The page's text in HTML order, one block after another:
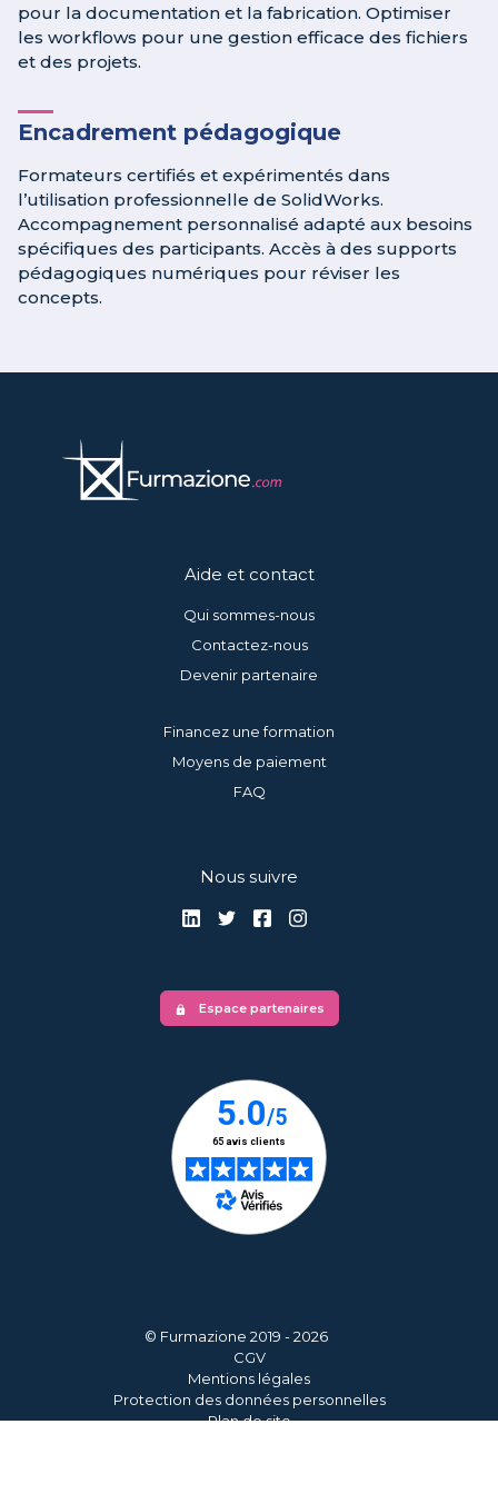
pour la documentation et la fabrication. Optimiser
les workflows pour une gestion efficace des fichiers
et des projets.
Encadrement pédagogique
Formateurs certifiés et expérimentés dans
l’utilisation professionnelle de SolidWorks.
Accompagnement personnalisé adapté aux besoins
spécifiques des participants. Accès à des supports
pédagogiques numériques pour réviser les
concepts.
Aide et contact
Qui sommes-nous
Contactez-nous
Devenir partenaire
Financez une formation
Moyens de paiement
FAQ
Nous suivre
lock Espace partenaires
© Furmazione 2019 - 2026
CGV
Mentions légales
Protection des données personnelles
Plan de site